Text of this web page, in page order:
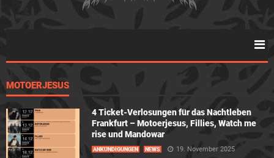
MOTOERJESUS
4 Ticket-Verlosungen für das Nachtleben
Frankfurt – Motoerjesus, Fillies, Watch me
rise und Mandowar
ANKÜNDIGUNGEN NEWS 19. November 2025